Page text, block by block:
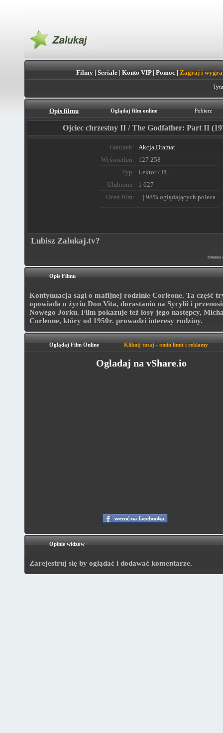
Filmy| Seriale| Konto VIP| Pomoc| Zagraj i
Opis filmu Oglądaj film online Pobierz
Ojciec chrzestny II / The Godfather: Part II
Gatunek: Akcja,Dramat
Wyświetleń:
127 258
Typ:
Lektor / PL
Ulubione:
1 627
Oceń film:
| 98% oglądających poleca.
Lubisz Zalukaj.tv?
Ostatnia
Opis Filmu
Kontynuacja sagi o mafijnej rodzinie Corleone. Ta część
opowiada o życiu Don Vita, dorastaniu na Sycylii i
Nowego Jorku. Film pokazuje też losy jego następcy,
Corleone, który od 1950r. prowadzi interesy rodziny.
Oglądaj Film Online Kliknij tutaj - omiń limit i reklamy
Ogladaj na vShare.io
Opinie widzów
Zarejestruj się by oglądać i dodawać komentarze.